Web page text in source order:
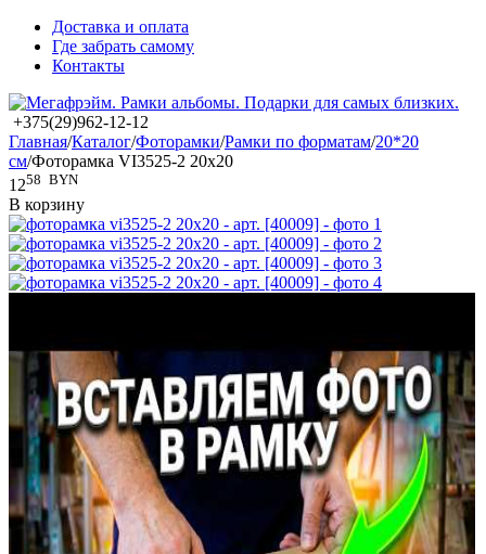
Доставка и оплата
Где забрать самому
Контакты
+375(29)962-12-12
Главная/Каталог/Фоторамки/Рамки по форматам/20*20
см/Фоторамка VI3525-2 20x20
1258 BYN
В корзину